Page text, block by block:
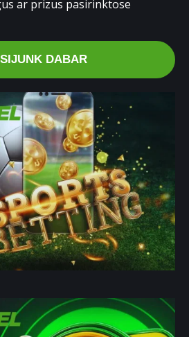
ar prizus pasirinktose
DABAR